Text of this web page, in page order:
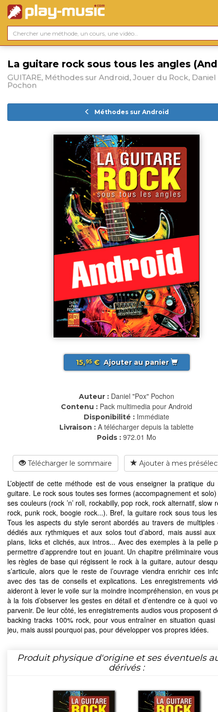
La guitare rock sous tous les angles
GUITARE, Méthodes sur Android, Jouer du Rock, Daniel
Pochon
Méthodes sur Android
15,95€ Ajouter au panier
Auteur : Daniel "Pox" Pochon
Contenu : Pack multimedia pour Android
Disponibilité : Immédiate
Livraison : A télécharger depuis la tablette
Poids : 972.01 Mo
Télécharger le sommaire Ajouter à mes
L’objectif de cette méthode est de vous enseigner la pratique
guitare. Le rock sous toutes ses formes (accompagnement et
ses couleurs (rock ’n’ roll, rockabilly, pop rock, rock alternatif, slow
rock, punk rock, boogie rock...). Bref, la guitare rock sous tous
Tous les aspects du style seront abordés au travers de multiples
dédiés aux rythmiques et aux solos tout d’abord, mais aussi
plans, licks et clichés, aux intros... Avec des exemples à la pelle
permettre d’apprendre tout en jouant. Un chapitre préliminaire
les règles de base qui régissent le rock à la guitare, autour
s’articule, alors que le reste de l’ouvrage viendra enrichir ces
avec des tas de conseils et explications. Les enregistrements
aideront à lever le voile sur la moindre incompréhension, en vous
à la fois d’observer les gestes en détail et d’entendre ce à quoi
parvenir. De leur côté, les enregistrements audios vous proposent
backing tracks 100% rock, pour vous entraîner en situation quasi
jeu, mais aussi pourquoi pas, pour développer vos propres idées.
Produit physique d'origine et ses éventuels
dérivés :